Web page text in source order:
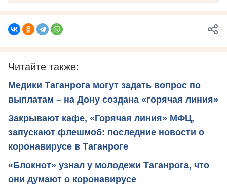
Читайте также:
Медики Таганрога могут задать вопрос по
выплатам – на Дону создана «горячая линия»
Закрывают кафе, «Горячая линия» МФЦ,
запускают флешмоб: последние новости о
коронавирусе в Таганроге
«Блокнот» узнал у молодежи Таганрога, что
они думают о коронавирусе